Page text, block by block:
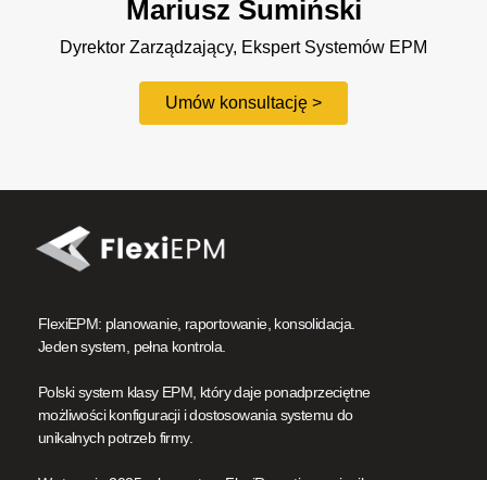
Mariusz Sumiński
Dyrektor Zarządzający, Ekspert Systemów EPM
Umów konsultację >
FlexiEPM: planowanie, raportowanie, konsolidacja.
Jeden system, pełna kontrola.
Polski system klasy EPM, który daje ponadprzeciętne
możliwości konfiguracji i dostosowania systemu do
unikalnych potrzeb firmy.